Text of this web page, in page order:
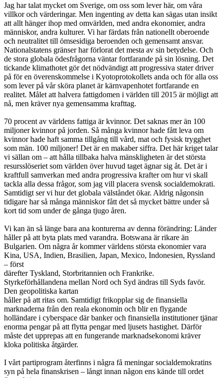
Jag har talat mycket om Sverige, om oss som lever här, om våra
villkor och värderingar. Men ingenting av detta kan sägas utan insikt
att allt hänger ihop med omvärlden, med andra ekonomier, andra
människor, andra kulturer. Vi har färdats från nationellt oberoende
och neutralitet till ömsesidiga beroenden och gemensamt ansvar.
Nationalstatens gränser har förlorat det mesta av sin betydelse. Och
de stora globala ödesfrågorna väntar fortfarande på sin lösning. Det
tickande klimathotet gör det nödvändigt att progressiva stater driver
på för en överenskommelse i Kyotoprotokollets anda och för alla oss
som lever på vår sköra planet är kärnvapenhotet fortfarande en
realitet. Målet att halvera fattigdomen i världen till 2015 är möjligt att
nå, men kräver nya gemensamma krafttag.
70 procent av världens fattiga är kvinnor. Det saknas mer än 100
miljoner kvinnor på jorden. Så många kvinnor hade fått leva om
kvinnor hade haft samma tillgång till vård, mat och fysisk trygghet
som män. 100 miljoner! Det är en makaber siffra. Det här kriget talar
vi sällan om – att hålla tillbaka halva mänskligheten är det största
resursslöseriet som världen över huvud taget ägnar sig åt. Det är i
kraftfull samverkan med andra progressiva krafter om hur vi skall
tackla alla dessa frågor, som jag vill placera svensk socialdemokrati.
Samtidigt ser vi hur det globala välståndet ökar. Aldrig någonsin
tidigare har så många människor fått det så mycket bättre under så
kort tid som under de gånga tjugo åren.
Vi kan än så länge bara ana konturerna av denna förändring: Länder
håller på att byta plats med varandra. Botswana är rikare än
Bulgarien. Om några år kommer världens största ekonomier vara
Kina, USA, Indien, Brasilien, Japan, Mexico, Indonesien, Ryssland
– först
därefter Tyskland, Storbritannien och Frankrike.
Styrkeförhållandena mellan Nord och Syd ändras till Syds favör.
Den geopolitiska kartan
håller på att ritas om. Samtidigt frikopplar sig de finansiella
marknaderna från den reala ekonomin och blir en flygande
holländare i cyberspace där banker och finansiella institutioner tjänar
enorma pengar på att flytta pengar med ljusets hastighet. Därför
måste det upprepas att en fungerande marknadsekonomi kräver
kloka politiska åtgärder.
I vårt partiprogram återfinns i några få meningar socialdemokratins
syn på hela finanskrisen – långt innan någon ens kände till ordet